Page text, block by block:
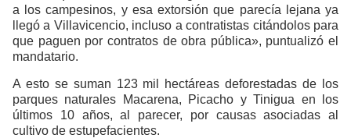
a los campesinos, y esa extorsión que parecía lejana ya
llegó a Villavicencio, incluso a contratistas citándolos para
que paguen por contratos de obra pública», puntualizó el
mandatario.
A esto se suman 123 mil hectáreas deforestadas de los
parques naturales Macarena, Picacho y Tinigua en los
últimos 10 años, al parecer, por causas asociadas al
cultivo de estupefacientes.